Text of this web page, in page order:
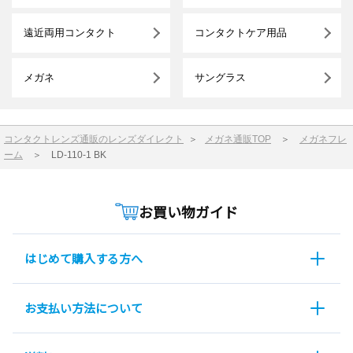
遠近両用コンタクト コンタクトケア用品
メガネ サングラス
コンタクトレンズ通販のレンズダイレクト ＞ メガネ通販TOP ＞
メガネフレ
ーム ＞ LD-110-1 BK
お買い物ガイド
はじめて購入する方へ
お支払い方法について